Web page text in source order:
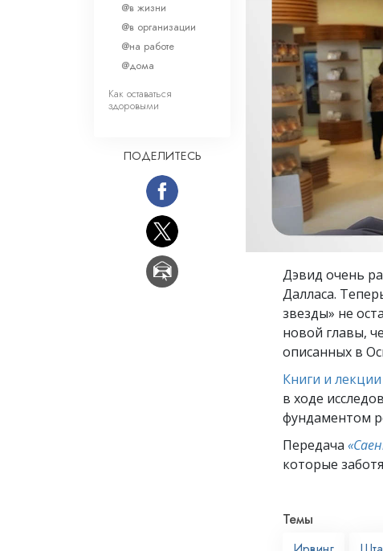
Что такое величие?
Дэвид очень
Далласа.
звезды» не
новой главы,
описанных в
Книги и
в ходе
фундаментом
Передача
которые
Темы
@в жизни
@в организации
@на работе
@дома
Как оставаться
здоровыми
ПОДЕЛИТЕСЬ